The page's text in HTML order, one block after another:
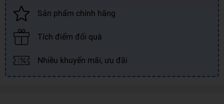
Sản phẩm chính hãng
Tích điểm đổi quà
Nhiều khuyến mãi, ưu đãi